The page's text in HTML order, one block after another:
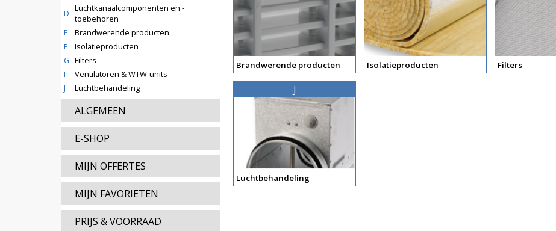
D Luchtkanaalcomponenten en -
toebehoren
E
Brandwerende producten
F
Isolatieproducten
G Filters
I
Ventilatoren & WTW-units
J
Luchtbehandeling
ALGEMEEN
E-SHOP
MIJN OFFERTES
MIJN FAVORIETEN
PRIJS & VOORRAAD
Brandwerende producten Isolatieproducten Filters
J
Luchtbehandeling